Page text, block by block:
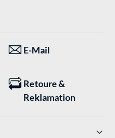
E-Mail
Retoure &
Reklamation